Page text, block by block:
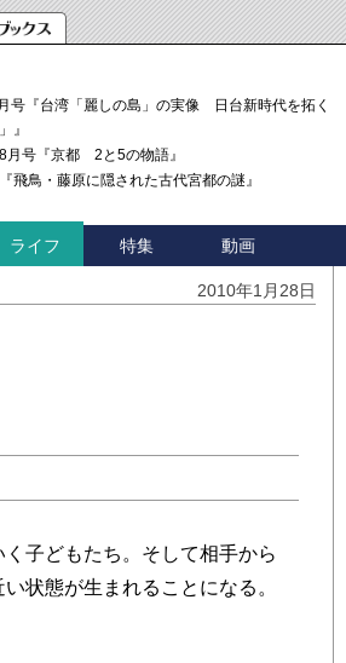
号『台湾「麗しの島」の実像 日台新時代を拓く「3
』
月号『京都 2と5の物語』
飛鳥・藤原に隠された古代宮都の謎』
ライフ 特集 動画
2010年1月28日
子どもたち。そして相手から
状態が生まれることになる。